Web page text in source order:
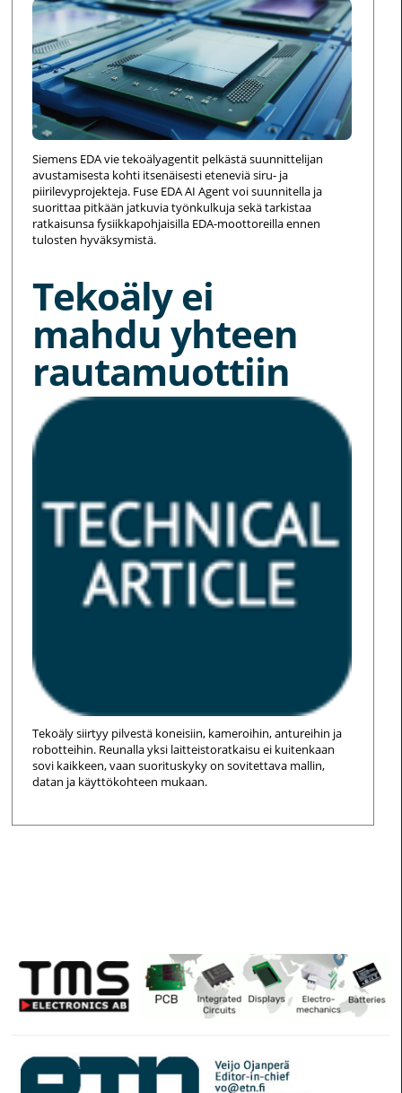
Siemens EDA vie tekoälyagentit pelkästä suunnittelijan
avustamisesta kohti itsenäisesti eteneviä siru- ja
piirilevyprojekteja. Fuse EDA AI Agent voi suunnitella ja
suorittaa pitkään jatkuvia työnkulkuja sekä tarkistaa
ratkaisunsa fysiikkapohjaisilla EDA-moottoreilla ennen
tulosten hyväksymistä.
Tekoäly ei
mahdu yhteen
rautamuottiin
Tekoäly siirtyy pilvestä koneisiin, kameroihin, antureihin ja
robotteihin. Reunalla yksi laitteistoratkaisu ei kuitenkaan
sovi kaikkeen, vaan suorituskyky on sovitettava mallin,
datan ja käyttökohteen mukaan.